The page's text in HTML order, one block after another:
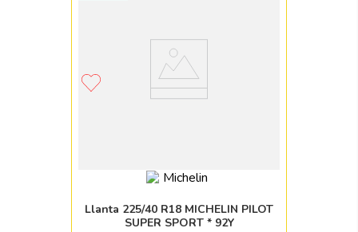
Llanta 225/40 R18 MICHELIN PILOT
SUPER SPORT * 92Y